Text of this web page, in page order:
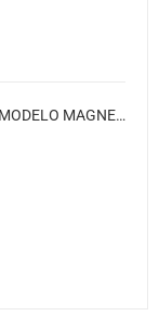
[OP-7190-W1CH] APLIQUE DE PARED LED “MODELO MAGNETAR ESCARCHA” ● Color base: Cromado